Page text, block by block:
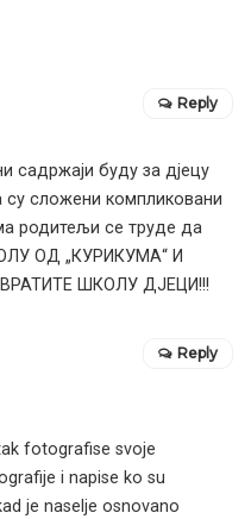
садржаји буду за дјецу
сложени компликовани
родитељи се труде да
ОД „КУРИКУМА“ И
ШКОЛУ ДЈЕЦИ!!!
Reply
fotografise svoje
i napise ko su
je naselje osnovano
Reply